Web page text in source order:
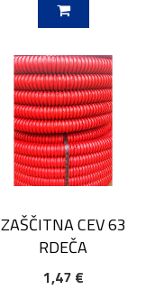
ZAŠČITNA CEV 63
RDEČA
1,47 €